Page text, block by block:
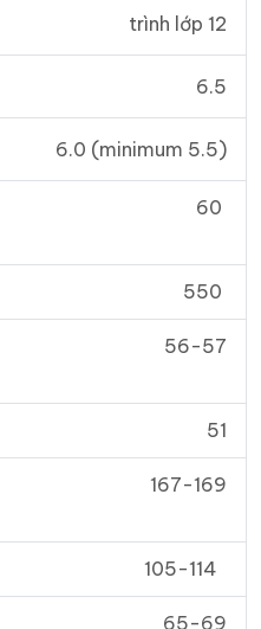
trình lớp 12
6.5
6.0 (minimum 5.5)
60
550
56-57
51
167-169
105-114
65-69